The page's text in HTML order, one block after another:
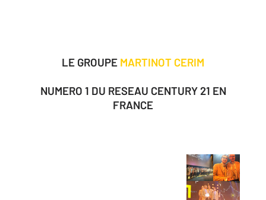
LE GROUPE MARTINOT CERIM
NUMERO 1 DU RESEAU CENTURY 21 EN
FRANCE